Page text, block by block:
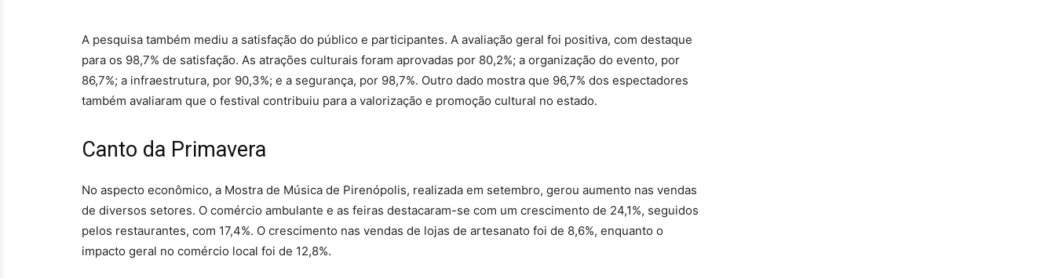
A pesquisa também mediu a satisfação do público e participantes. A avaliação geral foi positiva, com destaque
para os 98,7% de satisfação. As atrações culturais foram aprovadas por 80,2%; a organização do evento, por
86,7%; a infraestrutura, por 90,3%; e a segurança, por 98,7%. Outro dado mostra que 96,7% dos espectadores
também avaliaram que o festival contribuiu para a valorização e promoção cultural no estado.
Canto da Primavera
No aspecto econômico, a Mostra de Música de Pirenópolis, realizada em setembro, gerou aumento nas vendas
de diversos setores. O comércio ambulante e as feiras destacaram-se com um crescimento de 24,1%, seguidos
pelos restaurantes, com 17,4%. O crescimento nas vendas de lojas de artesanato foi de 8,6%, enquanto o
impacto geral no comércio local foi de 12,8%.